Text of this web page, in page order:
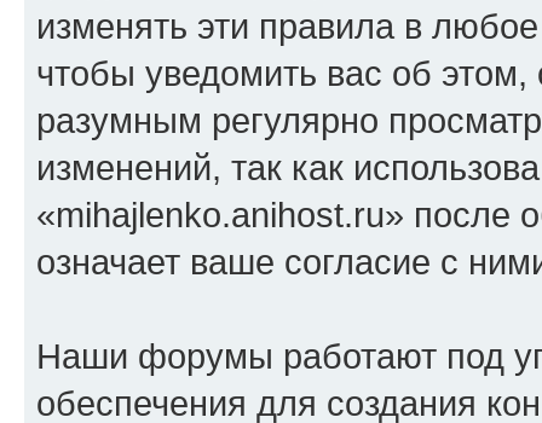
изменять эти правила в
чтобы уведомить вас об
разумным регулярно
изменений, так как
«mihajlenko.anihost.ru» после
означает ваше согласие с
Наши форумы работают под
обеспечения для создания